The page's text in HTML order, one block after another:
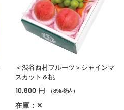
＜渋谷西村フルーツ＞シャインマ
スカット＆桃
10,800 円 （8%税込）
在庫：✕